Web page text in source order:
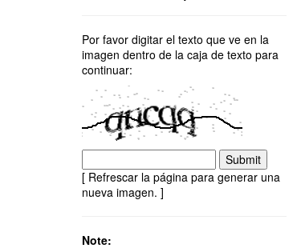
Por favor digitar el texto que ve en la
imagen dentro de la caja de texto para
continuar:
[ Refrescar la página para generar una
nueva imagen. ]
Note: